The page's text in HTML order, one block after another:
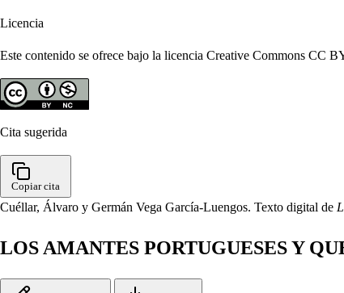
Licencia
Este contenido se ofrece bajo la licencia Creative Commons CC
Cita sugerida
Copiar cita
Cuéllar, Álvaro y Germán Vega García-Luengos. Texto digital de
LOS AMANTES PORTUGUESES Y